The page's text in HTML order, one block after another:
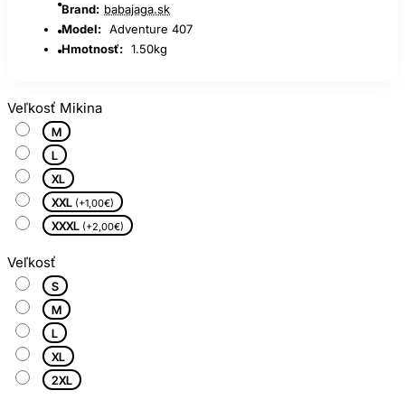
Brand: babajaga.sk
Model: Adventure 407
Hmotnosť: 1.50kg
Veľkosť Mikina
M
L
XL
XXL (+1,00€)
XXXL (+2,00€)
Veľkosť
S
M
L
XL
2XL